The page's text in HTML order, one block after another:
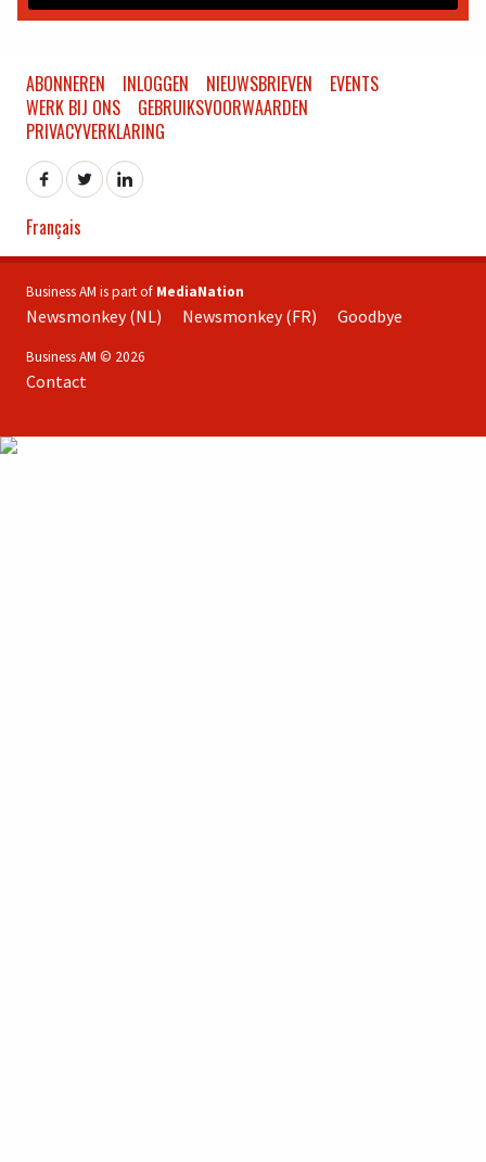
ABONNEREN INLOGGEN NIEUWSBRIEVEN
EVENTS
WERK BIJ ONS
GEBRUIKSVOORWAARDEN
PRIVACYVERKLARING
Français
Business AM is part of MediaNation
Newsmonkey (NL) Newsmonkey (FR) Goodbye
Business AM © 2026
Contact